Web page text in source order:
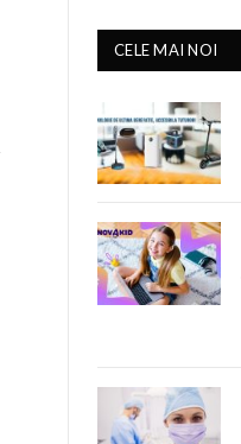
CELE MAI NOI